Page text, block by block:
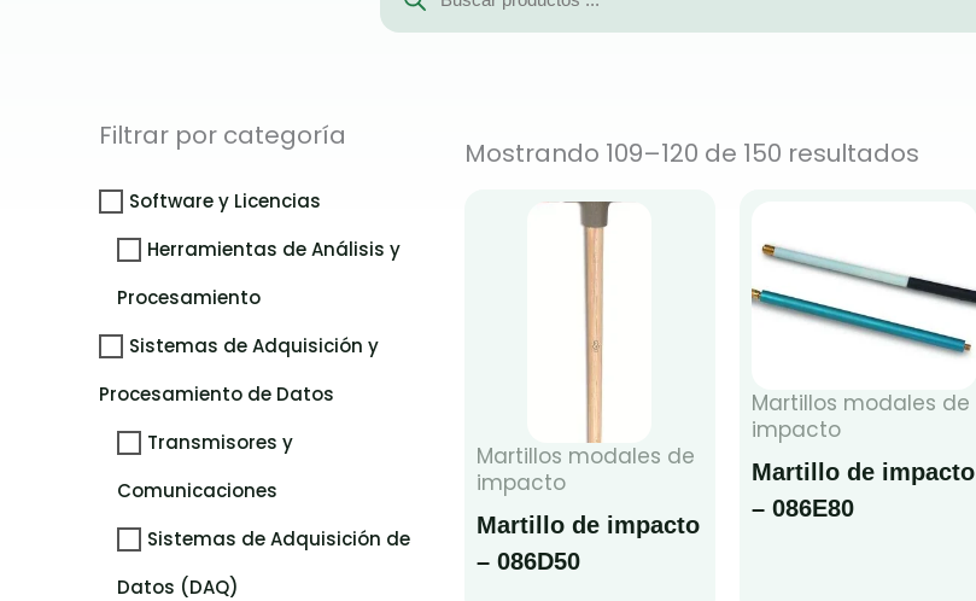
productos
Filtrar por categoría
Software y Licencias
Herramientas de Análisis y
Procesamiento
Sistemas de Adquisición y
Procesamiento de Datos
Transmisores y
Comunicaciones
Sistemas de Adquisición de
Datos (DAQ)
Mostrando 109–120 de 150 resultados
Martillos modales de
impacto
Martillo de impacto
– 086D50
Martillos modales de
impacto
Martillo de impacto
– 086E80